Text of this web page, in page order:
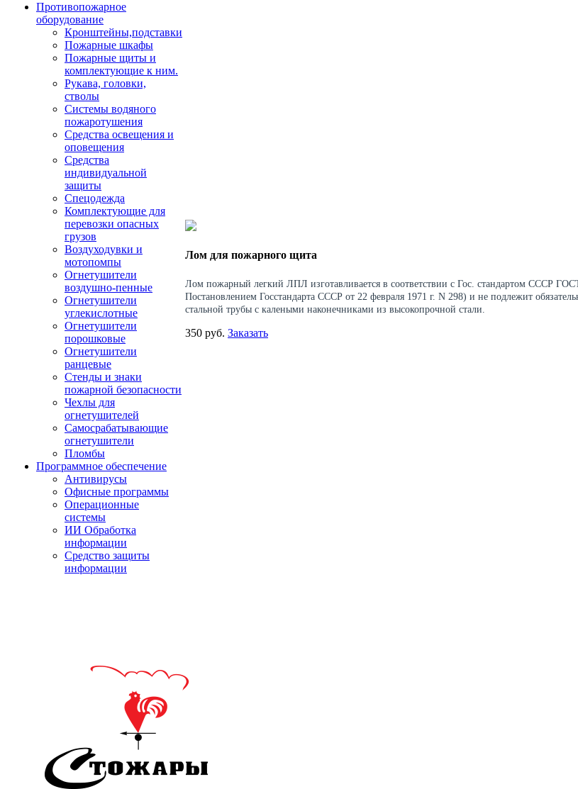
Противопожарное
оборудование
Кронштейны,подставки
Пожарные шкафы
Пожарные щиты и
комплектующие к ним.
Рукава, головки,
стволы
Системы водяного
пожаротушения
Средства освещения и
оповещения
Средства
индивидуальной
защиты
Спецодежда
Комплектующие для
перевозки опасных
грузов
Воздуходувки и
мотопомпы
Огнетушители
воздушно-пенные
Огнетушители
углекислотные
Огнетушители
порошковые
Огнетушители
ранцевые
Стенды и знаки
пожарной безопасности
Чехлы для
огнетушителей
Самосрабатывающие
огнетушители
Пломбы
Программное обеспечение
Антивирусы
Офисные программы
Операционные
системы
ИИ Обработка
информации
Средство защиты
информации
Лом для пожарного щита
Лом пожарный легкий ЛПЛ изготавливается в соответствии с Гос. стандартом СССР
Постановлением Госстандарта СССР от 22 февраля 1971 г. N 298) и не подлежит
стальной трубы с калеными наконечниками из высокопрочной стали.
350 руб. Заказать